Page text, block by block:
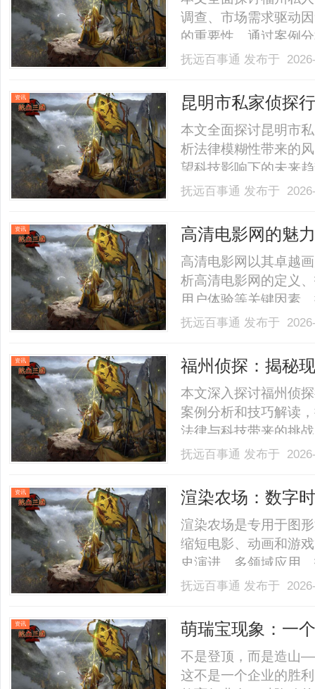
调查、市场需求驱动
的重要性。通过案例
高效利用调查资源的
抚远百事通 发布于
资讯
昆明市私家侦探
伦理挑战探讨
本文全面探讨昆明市
析法律模糊性带来的
望科技影响下的未来
的重要性。......
抚远百事通 发布于
资讯 高清电影网的魅
高清电影网以其卓越
析高清电影网的定义
用户体验等关键因素
络设置实用技巧，并
并展望未来技术趋势
抚远百事通 发布于
资讯 福州侦探：揭秘
本文深入探讨福州侦
案例分析和技巧解读
法律与科技带来的挑
为读者提供全面视角
抚远百事通 发布于
资讯
渲染农场：数字
望
渲染农场是专用于图
缩短电影、动画和游
史演进、多领域应用
合的未来趋势，揭示
抚远百事通 发布于
资讯
萌瑞宝现象：一
醒
不是登顶，而是造山
这不是一个企业的胜